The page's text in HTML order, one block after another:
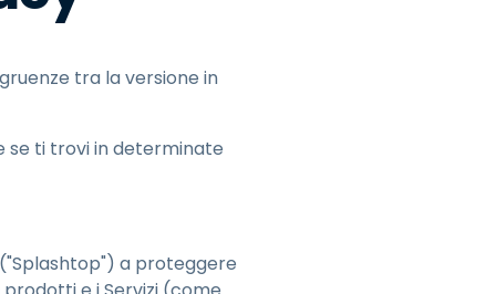
con
on-
Spazio di lavoro
Tutti i prodotti
Français
繁體中文
tra la versione in
se ti trovi in determinate
a proteggere